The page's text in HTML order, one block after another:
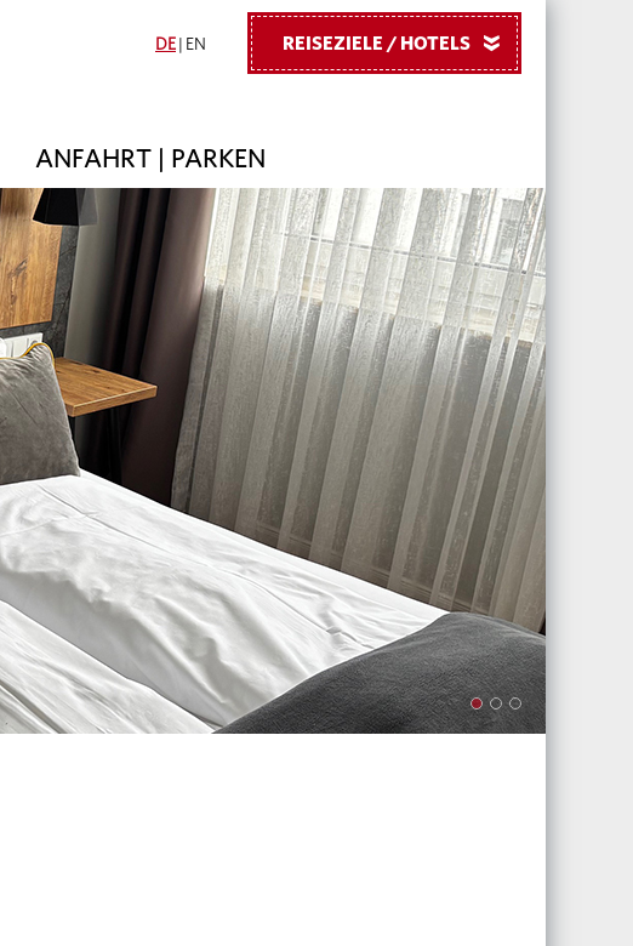
DE EN
ANFAHRT | PARKEN
REISEZIELE / HOTELS »